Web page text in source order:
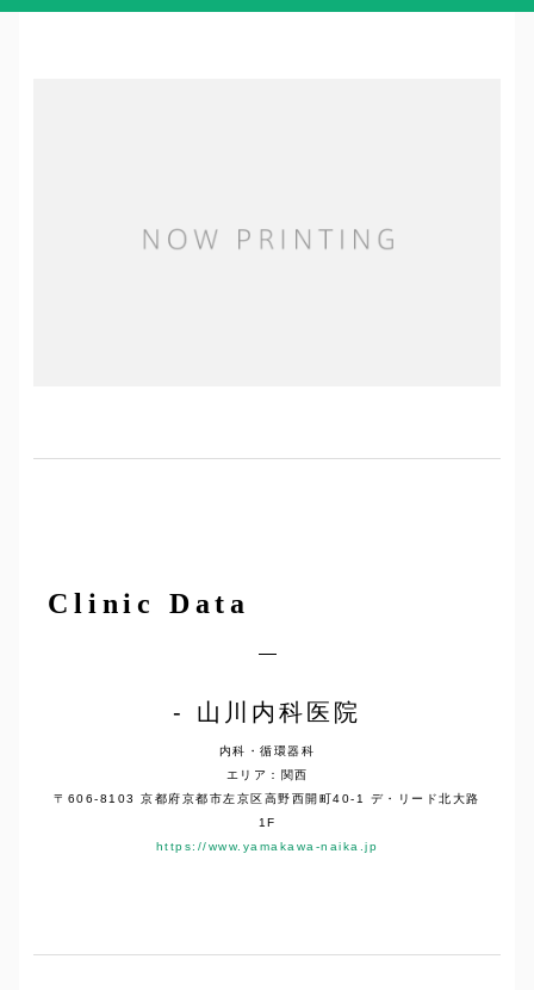
Clinic Data
山川内科医院
内科・循環器科
エリア：関西
〒606-8103 京都府京都市左京区高野西開町40-1 デ・リード北大路
1F
https://www.yamakawa-naika.jp